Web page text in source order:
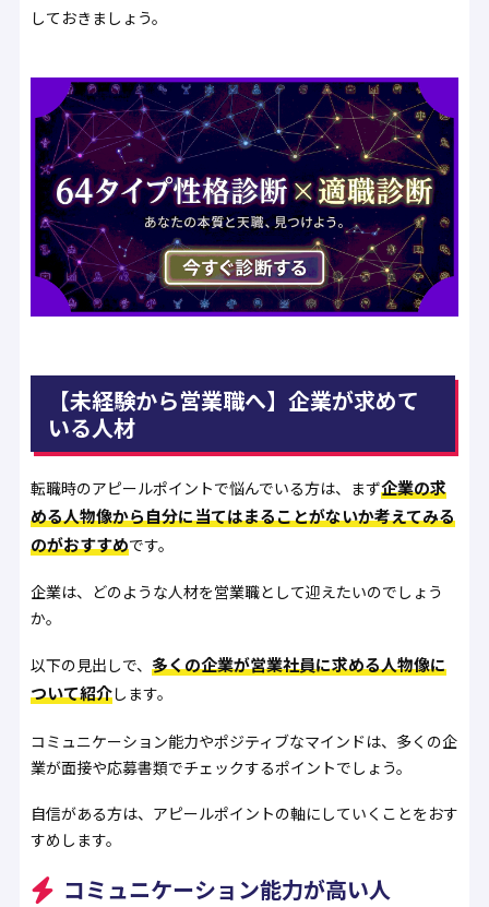
しておきましょう。
【未経験から営業職へ】企業が求めて
いる人材
転職時のアピールポイントで悩んでいる方は、まず企業の求
める人物像から自分に当てはまることがないか考えてみる
のがおすすめです。
企業は、どのような人材を営業職として迎えたいのでしょう
か。
以下の見出しで、 多くの企業が営業社員に求める人物像に
ついて紹介します。
コミュニケーション能力やポジティブなマインドは、多くの企
業が面接や応募書類でチェックするポイントでしょう。
自信がある方は、アピールポイントの軸にしていくことをおす
すめします。
コミュニケーション能力が高い人